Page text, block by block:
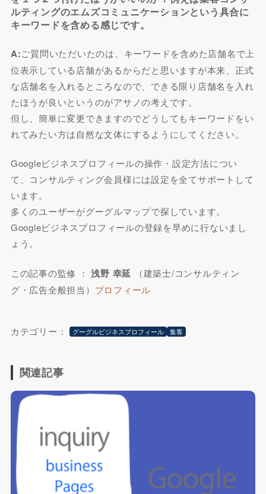
ルティングのエムズコミュニケーションという具合に
キーワードを含める感じです。
A:ご質問いただいたのは、キーワードを含めた店舗名で上
位表示している店舗があるからだと思いますが本来、正式
な店舗名を入れるところなので、できる限り店舗名を入れ
たほうが良いというのがアサノの考えです。
但し、簡単に変更できますのでどうしてもキーワードをい
れてみたい方は自然な文体にするようにしてください。
Googleビジネスプロフィールの操作・設定方法につい
て、コンサルティング会員様には設定を全てサポートして
います。
多くのユーザーがグーグルマップで探しています。
Googleビジネスプロフィールの登録を早めに行ないまし
ょう。
この記事の監修 ：浅野 幸延 （建築士/コンサルティン
グ・広告全般担当） プロフィール
カテゴリー： グーグルビジネスプロフィール 集客
関連記事